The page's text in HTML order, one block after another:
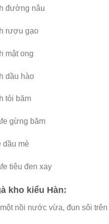
đường nâu
rượu gạo
mật ong
dầu hào
tỏi băm
gừng băm
dầu mè
tiêu đen xay
kho kiểu Hàn:
nồi nước vừa, đun sôi